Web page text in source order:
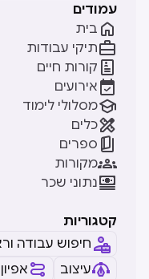
עמודים
בית 
תיקי עבודות
קורות חיים 
אירועים 
מסלולי לימוד
כלים
ספרים 
מקורות
נתוני שכר
קטגוריות
חיפוש עבודה
עיצוב
אפיון